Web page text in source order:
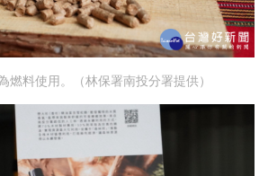
燃料使用。（林保署南投分署提供）